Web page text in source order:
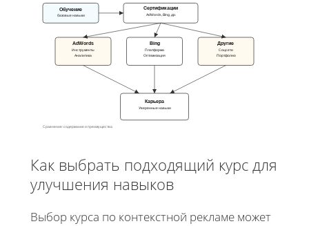
Обучение
базовые навыки
Сертификации
AdWords, Bing, др.
AdWords
Инструменты
Аналитика
Bing
Платформа
Оптимизация
Другие
Соцсети
Портфолио
Карьера
Уверенные навыки
Сравнение: содержание и преимущества
Как выбрать подходящий курс для
улучшения навыков
Выбор курса по контекстной рекламе может